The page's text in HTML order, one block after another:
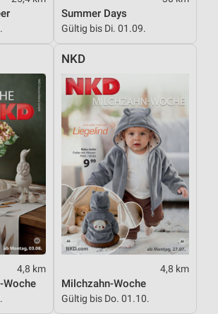
Summer Days
Gültig bis Di. 01.09.
4,8 km
Woche
NKD
4,8 km
Milchzahn-Woche
Gültig bis Do. 01.10.
Standortdaten
aktiv angeforderten